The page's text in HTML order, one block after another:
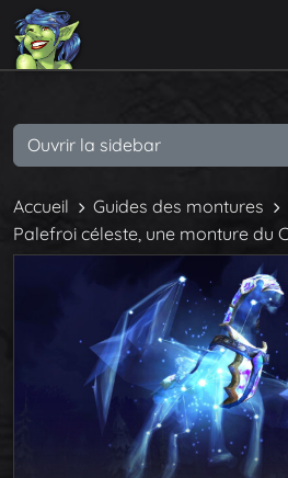
Accueil Guides des montures
Palefroi céleste, une monture du
Ouvrir la sidebar